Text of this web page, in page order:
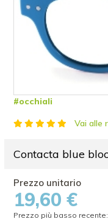
#occhiali
Vai alle
Contacta blue
19,60 €
Prezzo più basso recente: